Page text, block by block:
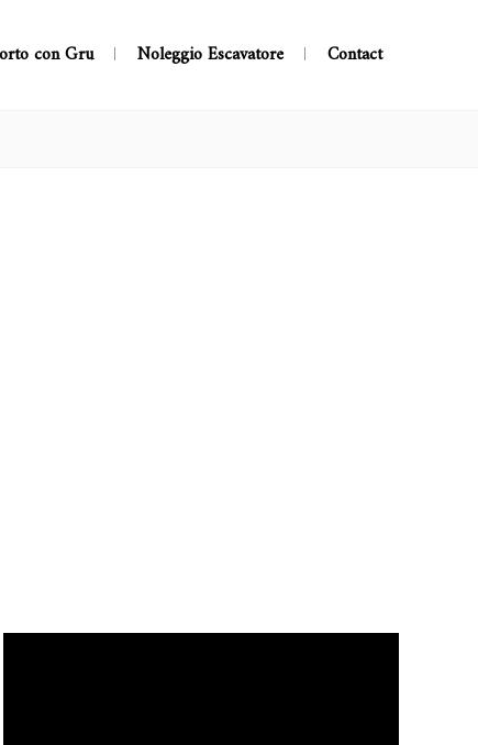
con Gru Noleggio Escavatore Contact